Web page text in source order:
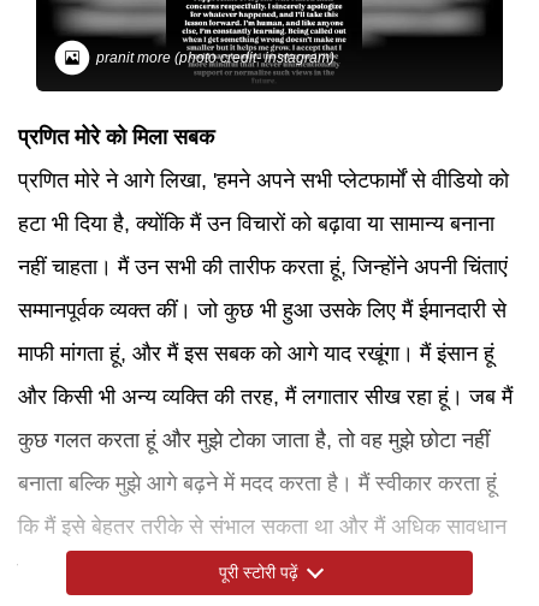
pranit more (photo credit- instagram)
प्रणित मोरे को मिला सबक
प्रणित मोरे ने आगे लिखा, 'हमने अपने सभी प्लेटफार्मों से वीडियो को
हटा भी दिया है, क्योंकि मैं उन विचारों को बढ़ावा या सामान्य बनाना
नहीं चाहता। मैं उन सभी की तारीफ करता हूं, जिन्होंने अपनी चिंताएं
सम्मानपूर्वक व्यक्त कीं। जो कुछ भी हुआ उसके लिए मैं ईमानदारी से
माफी मांगता हूं, और मैं इस सबक को आगे याद रखूंगा। मैं इंसान हूं
और किसी भी अन्य व्यक्ति की तरह, मैं लगातार सीख रहा हूं। जब मैं
कुछ गलत करता हूं और मुझे टोका जाता है, तो वह मुझे छोटा नहीं
बनाता बल्कि मुझे आगे बढ़ने में मदद करता है। मैं स्वीकार करता हूं
कि मैं इसे बेहतर तरीके से संभाल सकता था और मैं अधिक सावधान
रहूंगा ताकि फ्यूचर में अनजाने में भी कभी ऐसे विचारों का सपोर्ट न
पूरी स्टोरी पढ़ें